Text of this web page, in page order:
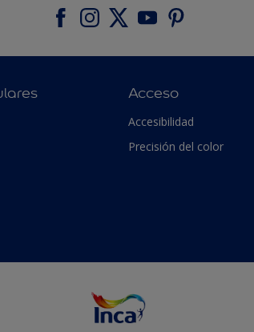
Acceso
Accesibilidad
Precisión del color